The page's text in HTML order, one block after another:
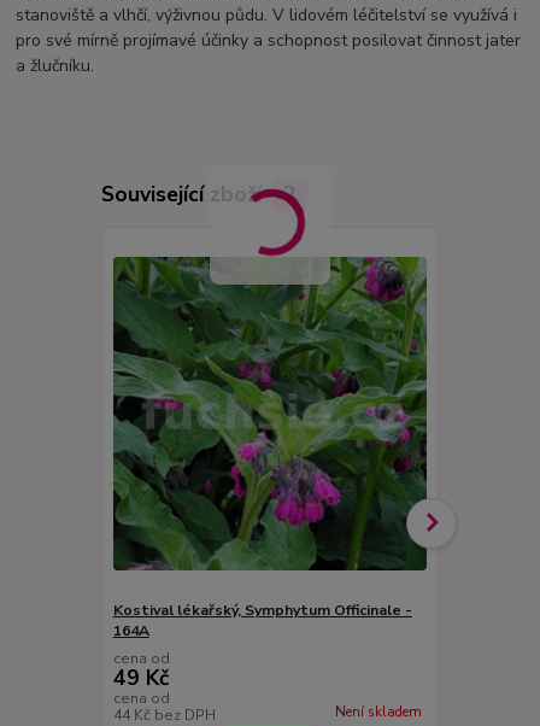
stanoviště a vlhčí, výživnou půdu. V lidovém léčitelství se využívá i
pro své mírně projímavé účinky a schopnost posilovat činnost jater
a žlučníku.
Související zboží 2
Kostival lékařský, Symphytum Officinale -
164A
cena od
49 Kč
cena od
44 Kč bez DPH Není skladem